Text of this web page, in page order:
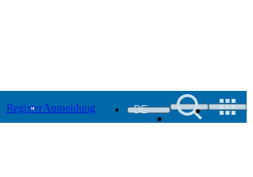
RegisterAnmeldung DE